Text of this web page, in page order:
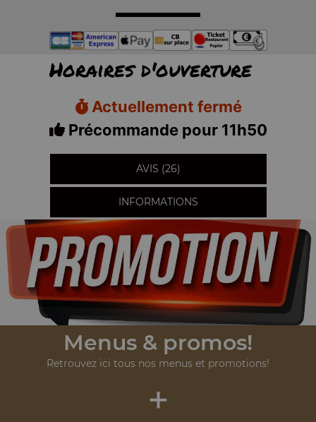
Horaires d'ouverture
Actuellement fermé
Précommande pour 11h50
AVIS (26)
INFORMATIONS
Menus & promos!
Retrouvez ici tous nos menus et promotions!
+